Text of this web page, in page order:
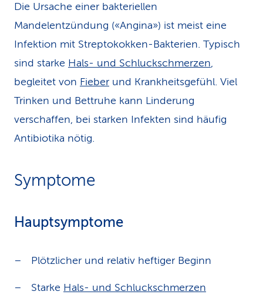
Die Ursache einer bakteriellen
Mandelentzündung («Angina») ist meist eine
Infektion mit Streptokokken-Bakterien. Typisch
sind starke Hals- und Schluckschmerzen,
begleitet von Fieber und Krankheitsgefühl. Viel
Trinken und Bettruhe kann Linderung
verschaffen, bei starken Infekten sind häufig
Antibiotika nötig.
Symptome
Hauptsymptome
Plötzlicher und relativ heftiger Beginn
Starke Hals- und Schluckschmerzen